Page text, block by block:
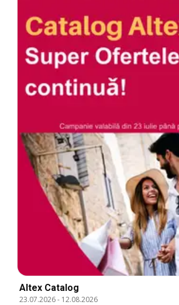
Altex Catalog
23.07.2026- 12.08.2026